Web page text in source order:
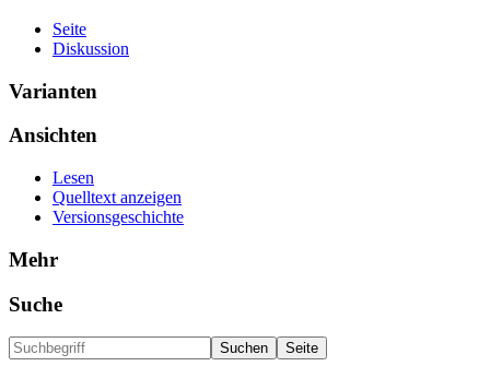
Seite
Diskussion
Varianten
Ansichten
Lesen
Quelltext anzeigen
Versionsgeschichte
Mehr
Suche